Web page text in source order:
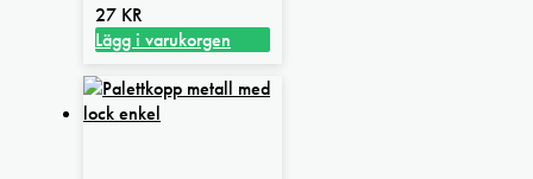
27 KR
Lägg i varukorgen